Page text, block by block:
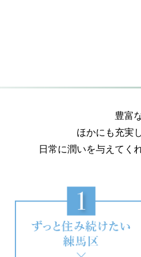
■定休日／火・
豊富
ほかにも充実
日常に潤いを与えてく